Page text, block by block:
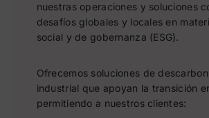
nuestras operaciones y soluciones
desafíos globales y locales en
social y de gobernanza (ESG).
Ofrecemos soluciones de
industrial que apoyan la transición
permitiendo a nuestros clientes: